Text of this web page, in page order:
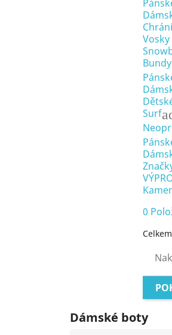
Vosky
Surf
0
Celkem
Dámské boty